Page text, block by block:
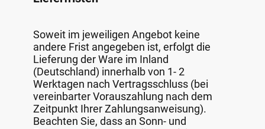
Soweit im jeweiligen Angebot keine
andere Frist angegeben ist, erfolgt die
Lieferung der Ware im Inland
(Deutschland) innerhalb von 1- 2
Werktagen nach Vertragsschluss (bei
vereinbarter Vorauszahlung nach dem
Zeitpunkt Ihrer Zahlungsanweisung).
Beachten Sie, dass an Sonn- und